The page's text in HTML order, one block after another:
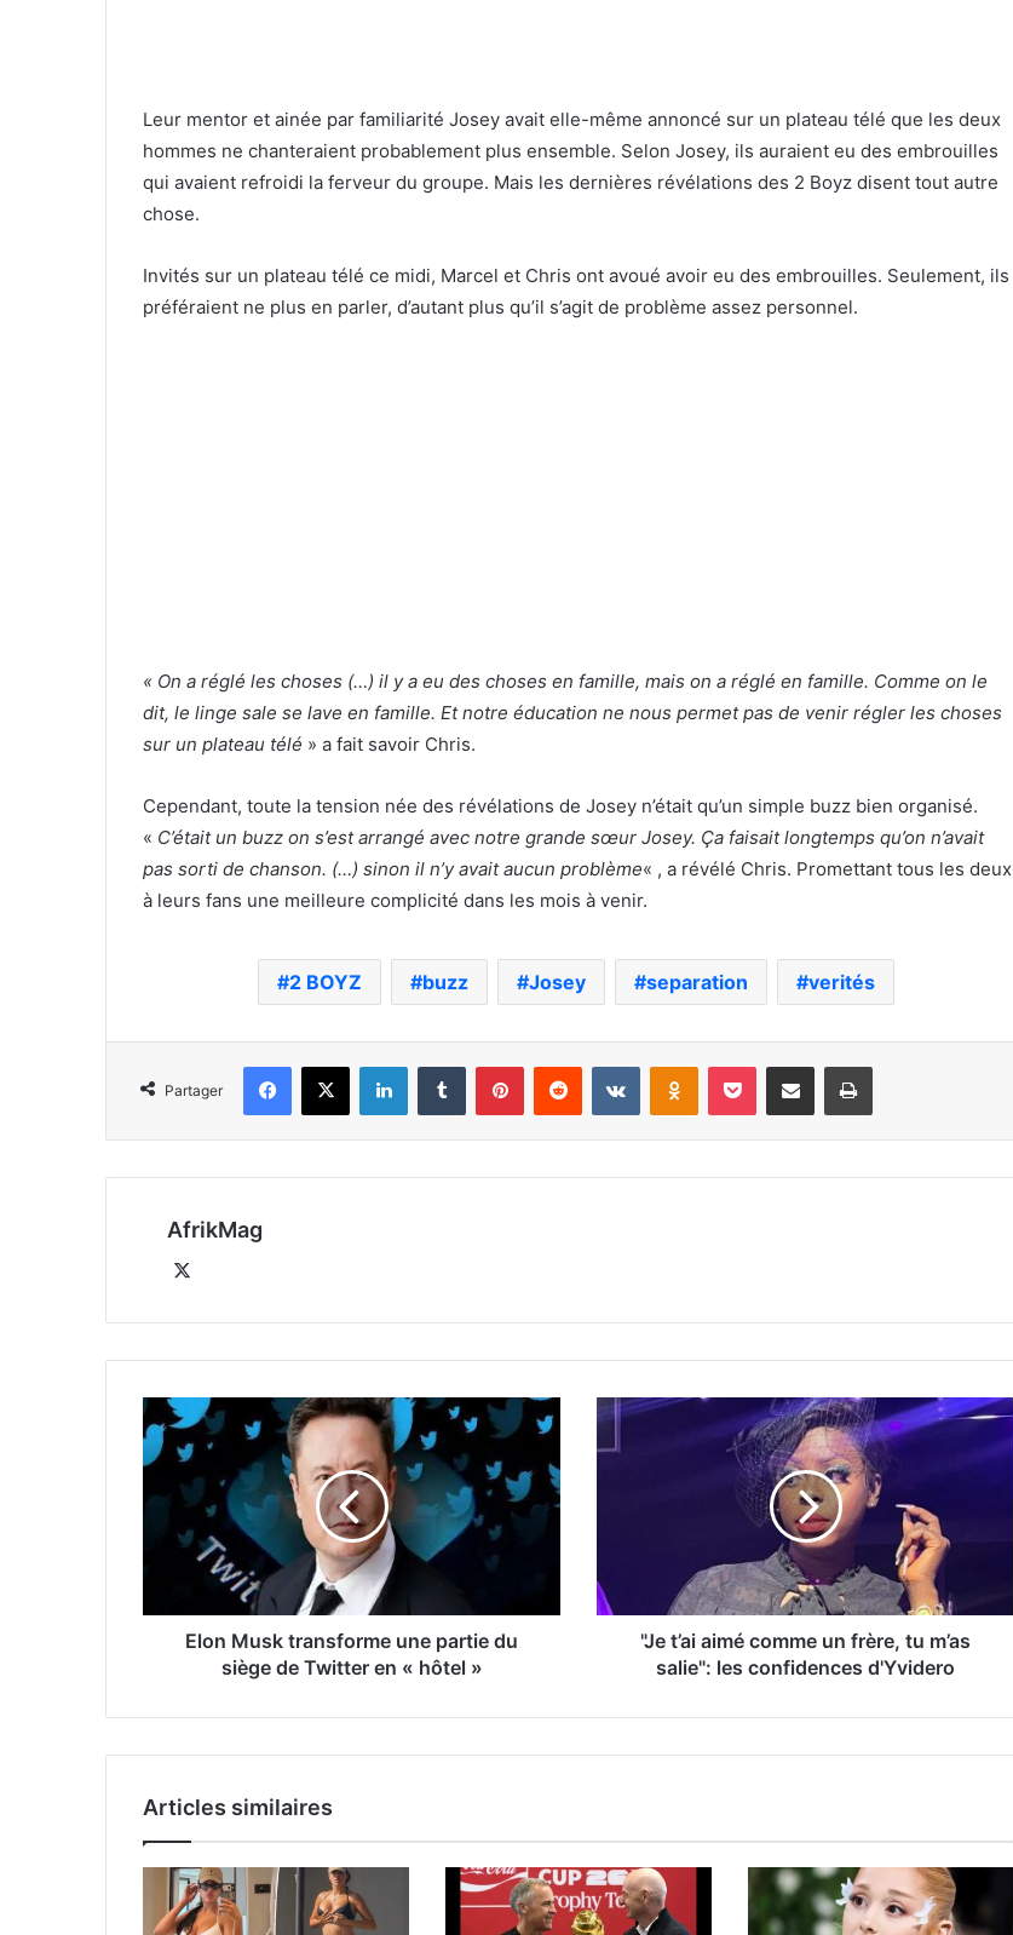
Leur mentor et ainée par familiarité Josey avait elle-même annoncé sur un plateau télé que les deux
hommes ne chanteraient probablement plus ensemble. Selon Josey, ils auraient eu des embrouilles
qui avaient refroidi la ferveur du groupe. Mais les dernières révélations des 2 Boyz disent tout autre
chose.
Invités sur un plateau télé ce midi, Marcel et Chris ont avoué avoir eu des embrouilles. Seulement, ils
préféraient ne plus en parler, d’autant plus qu’il s’agit de problème assez personnel.
« On a réglé les choses (…) il y a eu des choses en famille, mais on a réglé en famille. Comme on le
dit, le linge sale se lave en famille. Et notre éducation ne nous permet pas de venir régler les choses
sur un plateau télé » a fait savoir Chris.
Cependant, toute la tension née des révélations de Josey n’était qu’un simple buzz bien organisé.
« C’était un buzz on s’est arrangé avec notre grande sœur Josey. Ça faisait longtemps qu’on n’avait
pas sorti de chanson. (…) sinon il n’y avait aucun problème« , a révélé Chris. Promettant tous les deux
à leurs fans une meilleure complicité dans les mois à venir.
2 BOYZ buzz Josey separation verités
Partager
Facebook
X LinkedinTumblr PinterestReddit VKontakteOdnoklassniki
Pocket Partager par email Imprimer
AfrikMag
Elon Musk transforme une partie du
siège de Twitter en « hôtel »
"Je t’ai aimé comme un frère, tu m’as
salie": les confidences d'Yvidero
Articles similaires